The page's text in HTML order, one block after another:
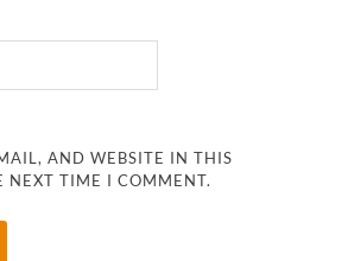
AND WEBSITE IN THIS
NEXT TIME I COMMENT.